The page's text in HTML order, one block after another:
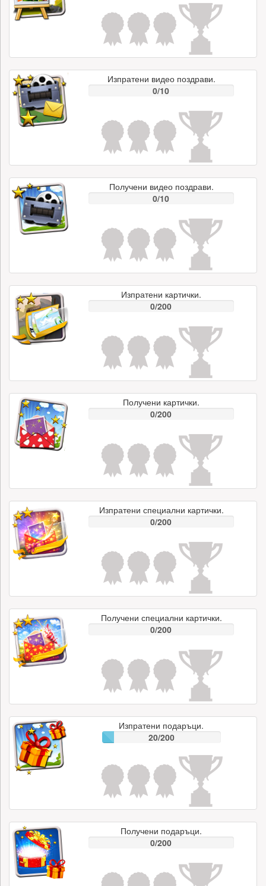
Изпратени видео поздрави.
0/10
Получени видео поздрави.
0/10
Изпратени картички.
0/200
Получени картички.
0/200
Изпратени специални картички.
0/200
Получени специални картички.
0/200
Изпратени подаръци.
20/200
Получени подаръци.
0/200